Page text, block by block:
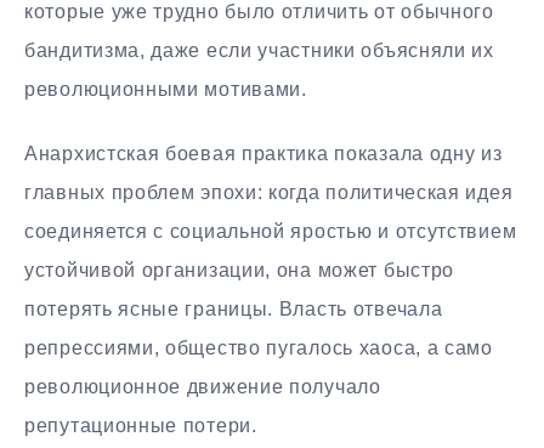
которые уже трудно было отличить от обычного
бандитизма, даже если участники объясняли их
революционными мотивами.
Анархистская боевая практика показала одну из
главных проблем эпохи: когда политическая идея
соединяется с социальной яростью и отсутствием
устойчивой организации, она может быстро
потерять ясные границы. Власть отвечала
репрессиями, общество пугалось хаоса, а само
революционное движение получало
репутационные потери.